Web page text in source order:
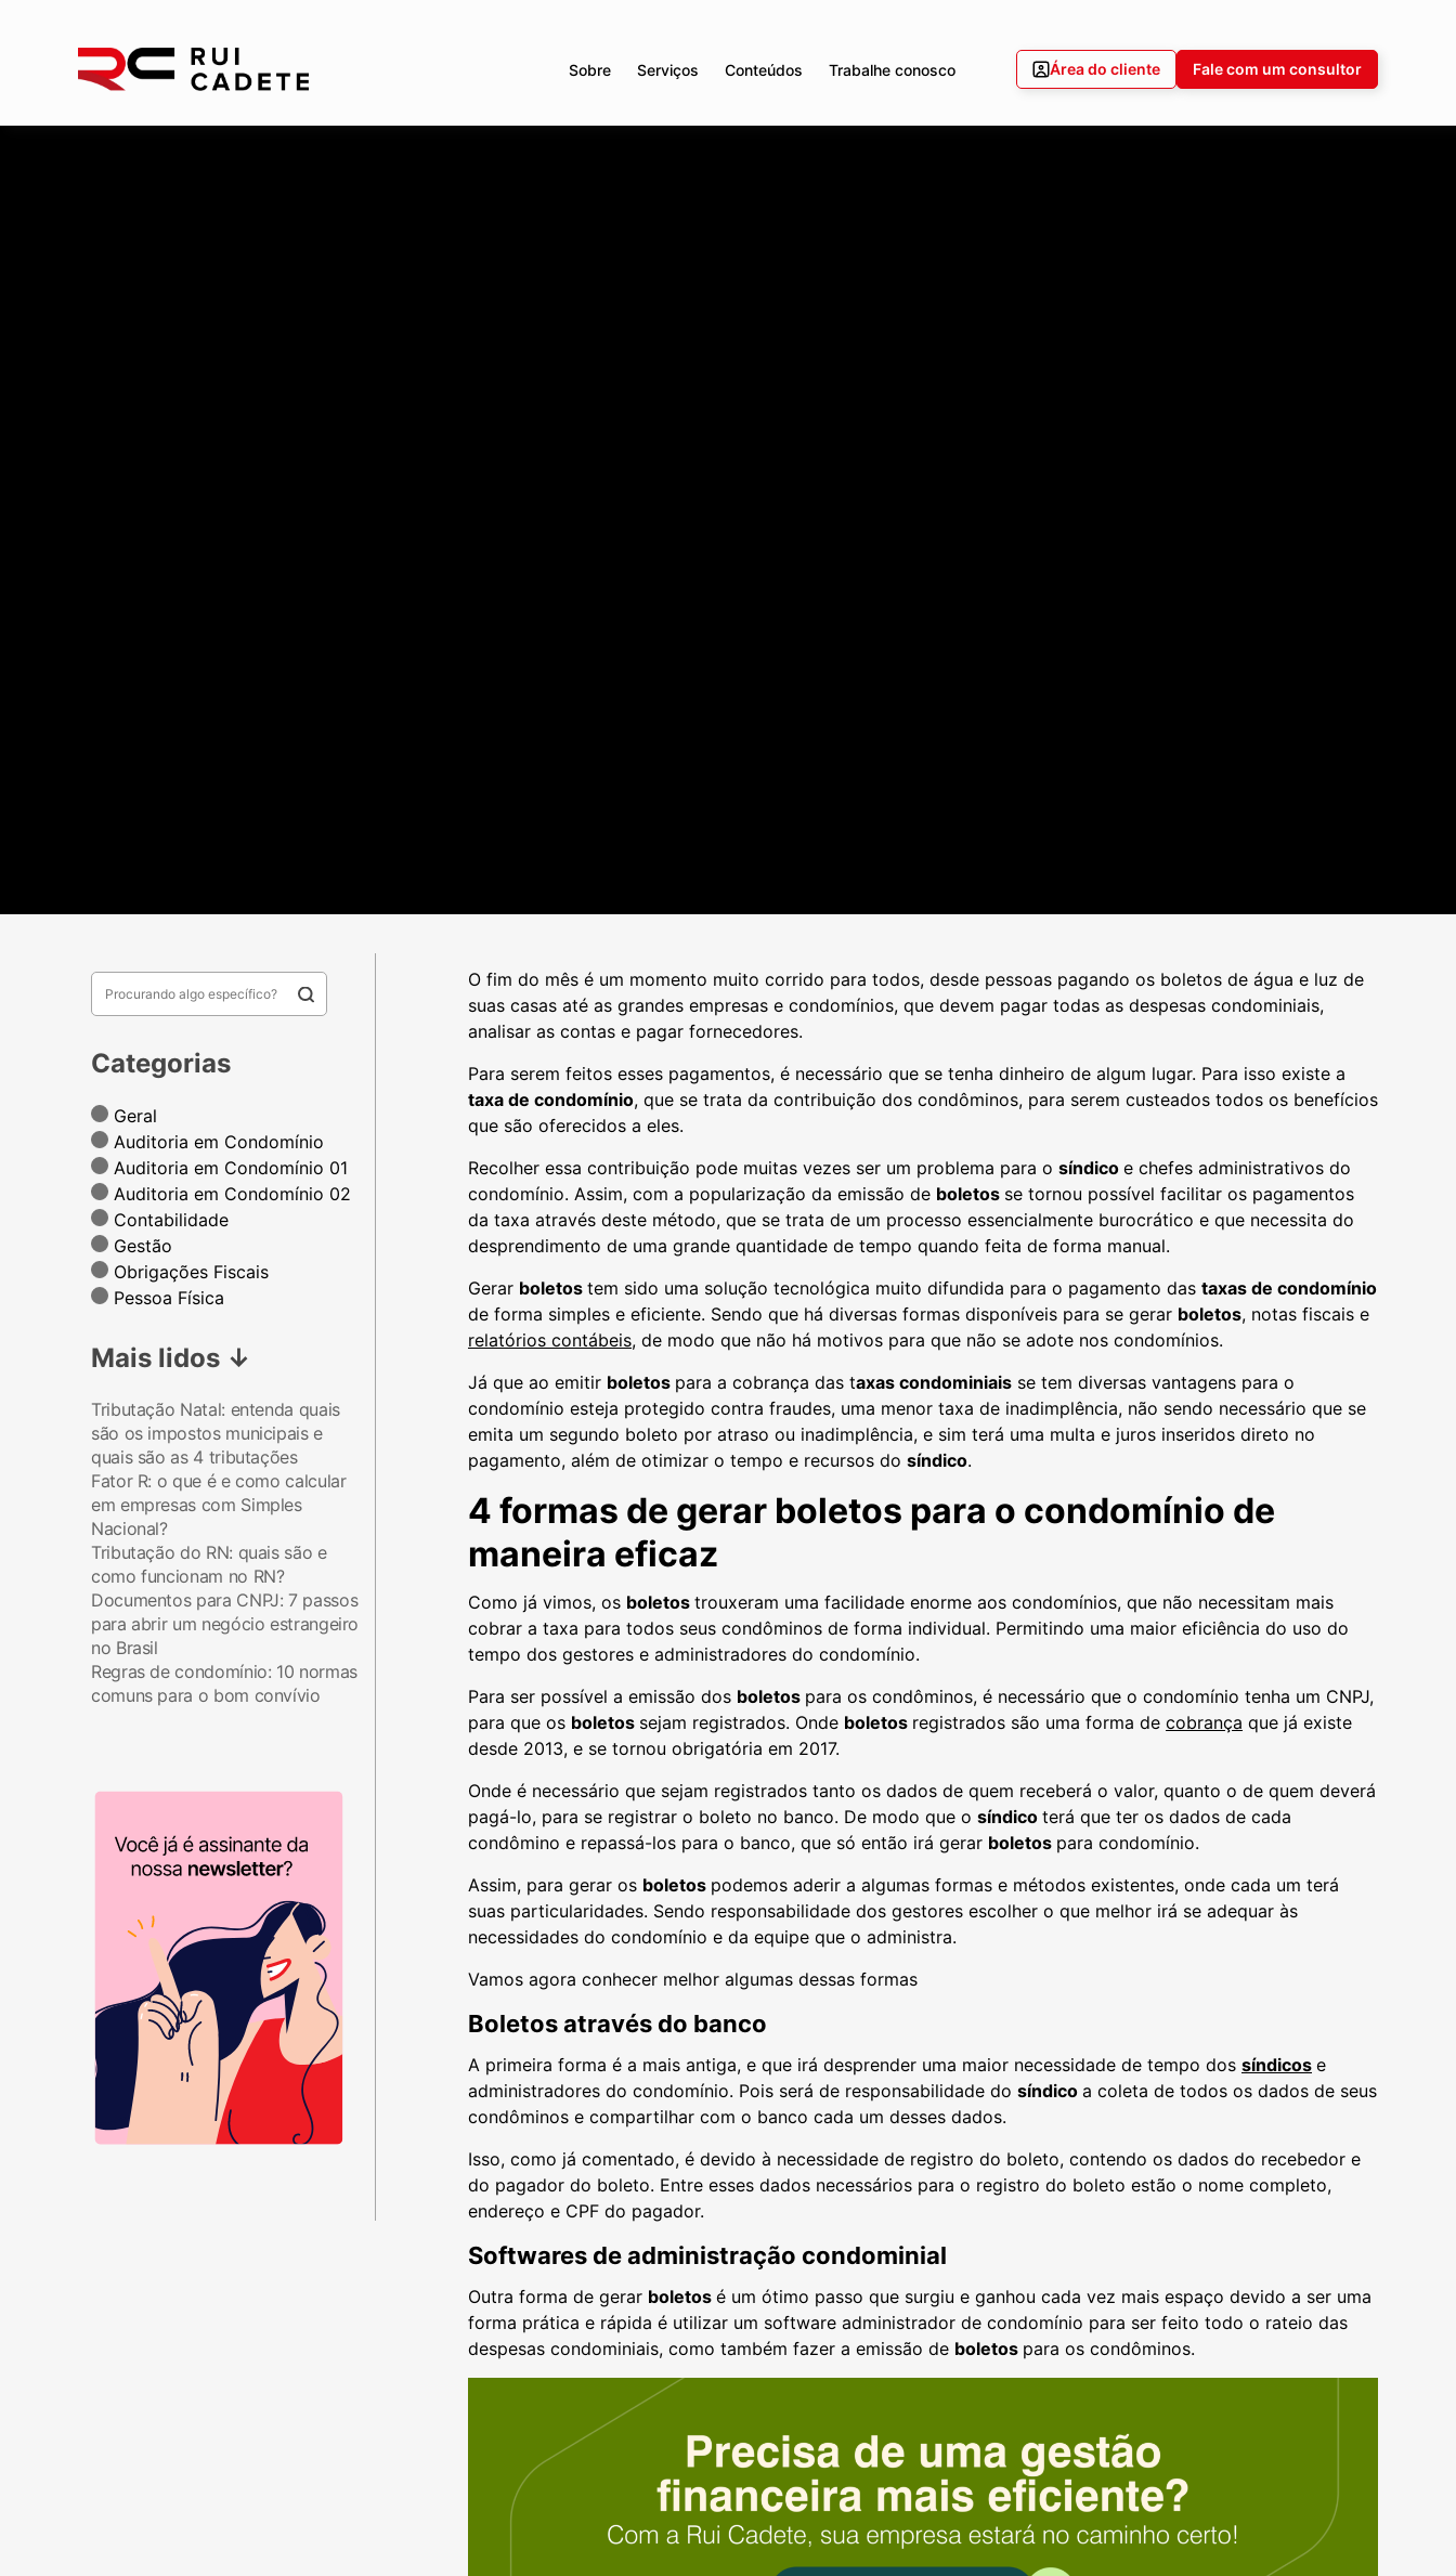
Sobre Serviços Conteúdos Trabalhe conosco Área do cliente Fale com um consultor
Categorias
Geral
Auditoria em Condomínio
Auditoria em Condomínio 01
Auditoria em Condomínio 02
Contabilidade
Gestão
Obrigações Fiscais
Pessoa Física
Mais lidos ↓
Tributação Natal: entenda quais
são os impostos municipais e
quais são as 4 tributações
Fator R: o que é e como calcular
em empresas com Simples
Nacional?
Tributação do RN: quais são e
como funcionam no RN?
Documentos para CNPJ: 7 passos
para abrir um negócio estrangeiro
no Brasil
Regras de condomínio: 10 normas
comuns para o bom convívio
O fim do mês é um momento muito corrido para todos, desde pessoas pagando os boletos de água e luz de
suas casas até as grandes empresas e condomínios, que devem pagar todas as despesas condominiais,
analisar as contas e pagar fornecedores.
Para serem feitos esses pagamentos, é necessário que se tenha dinheiro de algum lugar. Para isso existe a
taxa de condomínio, que se trata da contribuição dos condôminos, para serem custeados todos os benefícios
que são oferecidos a eles.
Recolher essa contribuição pode muitas vezes ser um problema para o síndico e chefes administrativos do
condomínio. Assim, com a popularização da emissão de boletos se tornou possível facilitar os pagamentos
da taxa através deste método, que se trata de um processo essencialmente burocrático e que necessita do
desprendimento de uma grande quantidade de tempo quando feita de forma manual.
Gerar boletos tem sido uma solução tecnológica muito difundida para o pagamento das taxas de condomínio
de forma simples e eficiente. Sendo que há diversas formas disponíveis para se gerar boletos, notas fiscais e
relatórios contábeis, de modo que não há motivos para que não se adote nos condomínios.
Já que ao emitir boletos para a cobrança das taxas condominiais se tem diversas vantagens para o
condomínio esteja protegido contra fraudes, uma menor taxa de inadimplência, não sendo necessário que se
emita um segundo boleto por atraso ou inadimplência, e sim terá uma multa e juros inseridos direto no
pagamento, além de otimizar o tempo e recursos do síndico.
4 formas de gerar boletos para o condomínio de
maneira eficaz
Como já vimos, os boletos trouxeram uma facilidade enorme aos condomínios, que não necessitam mais
cobrar a taxa para todos seus condôminos de forma individual. Permitindo uma maior eficiência do uso do
tempo dos gestores e administradores do condomínio.
Para ser possível a emissão dos boletos para os condôminos, é necessário que o condomínio tenha um CNPJ,
para que os boletos sejam registrados. Onde boletos registrados são uma forma de cobrança que já existe
desde 2013, e se tornou obrigatória em 2017.
Onde é necessário que sejam registrados tanto os dados de quem receberá o valor, quanto o de quem deverá
pagá-lo, para se registrar o boleto no banco. De modo que o síndico terá que ter os dados de cada
condômino e repassá-los para o banco, que só então irá gerar boletos para condomínio.
Assim, para gerar os boletos podemos aderir a algumas formas e métodos existentes, onde cada um terá
suas particularidades. Sendo responsabilidade dos gestores escolher o que melhor irá se adequar às
necessidades do condomínio e da equipe que o administra.
Vamos agora conhecer melhor algumas dessas formas
Boletos através do banco
A primeira forma é a mais antiga, e que irá desprender uma maior necessidade de tempo dos síndicos e
administradores do condomínio. Pois será de responsabilidade do síndico a coleta de todos os dados de seus
condôminos e compartilhar com o banco cada um desses dados.
Isso, como já comentado, é devido à necessidade de registro do boleto, contendo os dados do recebedor e
do pagador do boleto. Entre esses dados necessários para o registro do boleto estão o nome completo,
endereço e CPF do pagador.
Softwares de administração condominial
Outra forma de gerar boletos é um ótimo passo que surgiu e ganhou cada vez mais espaço devido a ser uma
forma prática e rápida é utilizar um software administrador de condomínio para ser feito todo o rateio das
despesas condominiais, como também fazer a emissão de boletos para os condôminos.